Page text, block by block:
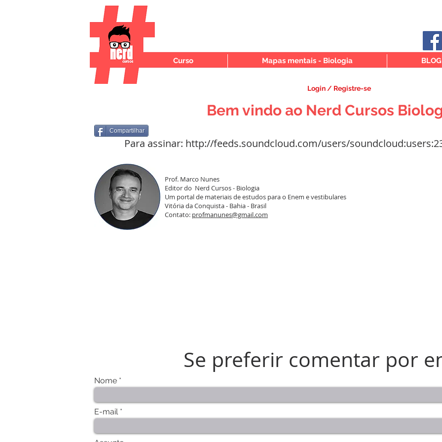
Curso Mapas mentais - Biologia BLOG
Login / Registre-se
Bem vindo ao Nerd Cursos
Compartilhar
Para assinar: http://feeds.soundcloud.com/users/
Prof. Marco Nunes
Editor do Nerd Cursos - Biologia
Um portal de materiais de estudos para o Enem e vestibulares
Vitória da Conquista - Bahia - Brasil
Contato: profmanunes@gmail.com
Se preferir comentar por
Nome
E-mail